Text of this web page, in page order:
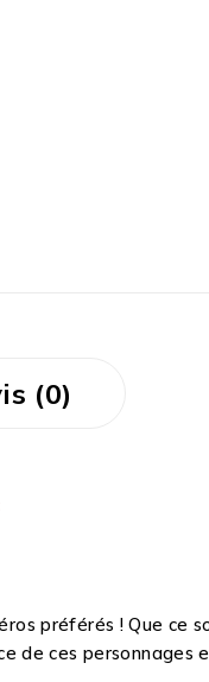
(0)
préférés ! Que ce
de ces